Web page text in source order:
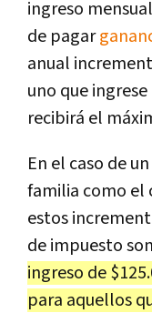
ingreso
de pagar
anual
uno que
recibirá el
En el caso de
familia como el
estos
de impuesto
ingreso de
para aquellos